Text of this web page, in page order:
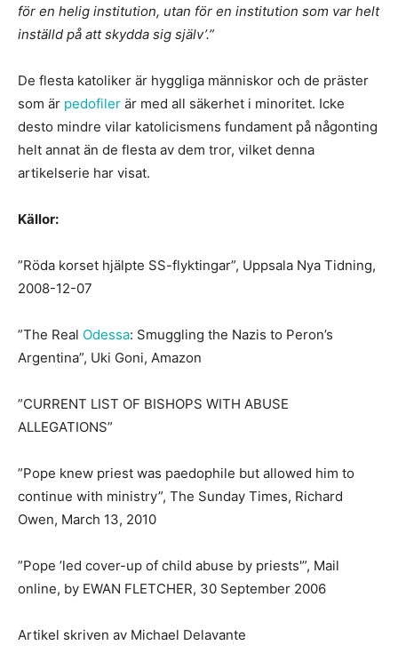
för en helig institution, utan för en institution som var helt
inställd på att skydda sig själv’.”
De flesta katoliker är hyggliga människor och de präster
som är pedofiler är med all säkerhet i minoritet. Icke
desto mindre vilar katolicismens fundament på någonting
helt annat än de flesta av dem tror, vilket denna
artikelserie har visat.
Källor:
”Röda korset hjälpte SS-flyktingar”, Uppsala Nya Tidning,
2008-12-07
”The Real Odessa: Smuggling the Nazis to Peron’s
Argentina”, Uki Goni, Amazon
”CURRENT LIST OF BISHOPS WITH ABUSE
ALLEGATIONS”
”Pope knew priest was paedophile but allowed him to
continue with ministry”, The Sunday Times, Richard
Owen, March 13, 2010
”Pope ’led cover-up of child abuse by priests'”, Mail
online, by EWAN FLETCHER, 30 September 2006
Artikel skriven av Michael Delavante